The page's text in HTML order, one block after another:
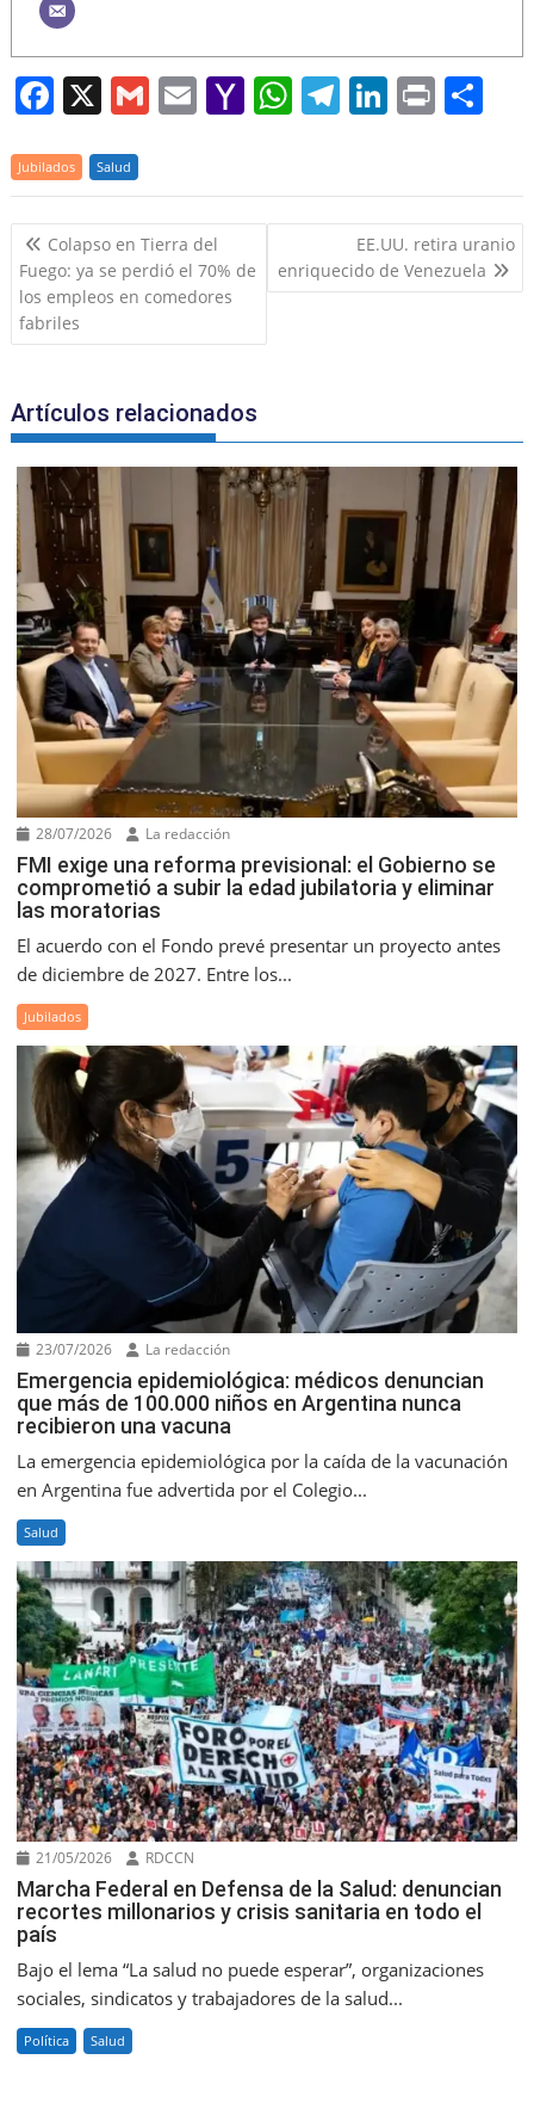
F
c
e
b
o
o
k
X G
l
E
l
Y
o
M
l
W
s
p
T
gr
a
m
Li
e
dI
n
Pr
e
Jubilados Salud
Navegación
de
entradas
Colapso en Tierra del
Fuego: ya se perdió el 70% de
los empleos en comedores
fabriles
EE.UU. retira uranio
enriquecido de Venezuela
Artículos relacionados
28/07/2026 La redacción
FMI exige una reforma previsional: el Gobierno se
comprometió a subir la edad jubilatoria y eliminar
las moratorias
El acuerdo con el Fondo prevé presentar un proyecto antes
de diciembre de 2027. Entre los...
Jubilados
23/07/2026 La redacción
Emergencia epidemiológica: médicos denuncian
que más de 100.000 niños en Argentina nunca
recibieron una vacuna
La emergencia epidemiológica por la caída de la vacunación
en Argentina fue advertida por el Colegio...
Salud
21/05/2026 RDCCN
Marcha Federal en Defensa de la Salud: denuncian
recortes millonarios y crisis sanitaria en todo el
país
Bajo el lema “La salud no puede esperar”, organizaciones
sociales, sindicatos y trabajadores de la salud...
Política Salud